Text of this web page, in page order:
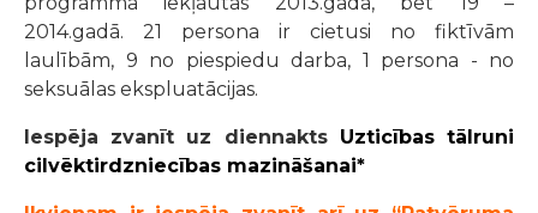
2014.gadā. 21 persona ir cietusi no fiktīvām
laulībām, 9 no piespiedu darba, 1 persona - no
seksuālas ekspluatācijas.
Iespēja zvanīt uz diennakts Uzticības tālruni
cilvēktirdzniecības mazināšanai*